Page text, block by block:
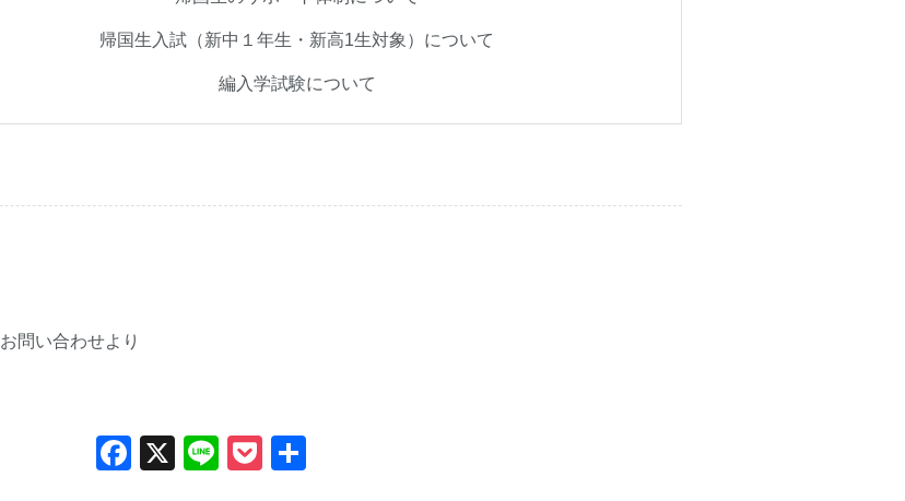
帰国生入試（新中１年生・新高1生対象）について
編入学試験について
お問い合わせより
Facebook
X LinePocket